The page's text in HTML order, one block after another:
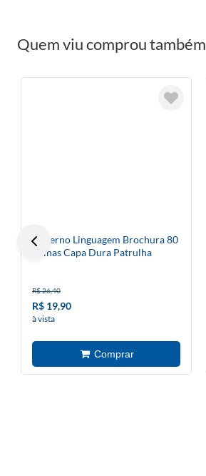
Quem viu comprou também
Caderno Linguagem Brochura 80
Folhas Capa Dura Patrulha
R$ 26,40
R$ 19,90
à vista